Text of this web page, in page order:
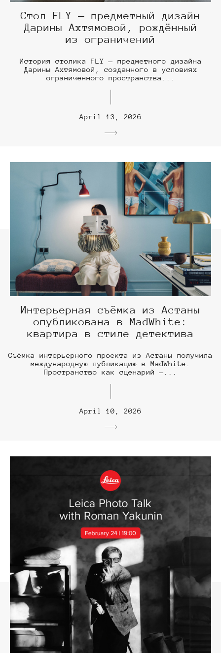
Стол FLY — предметный дизайн
Дарины Ахтямовой, рождённый
из ограничений
История столика FLY — предметного дизайна
Дарины Ахтямовой, созданного в условиях
ограниченного пространства...
April 13, 2026
Интерьерная съёмка из Астаны
опубликована в MadWhite:
квартира в стиле детектива
Съёмка интерьерного проекта из Астаны получила
международную публикацию в MadWhite.
Пространство как сценарий —...
April 10, 2026